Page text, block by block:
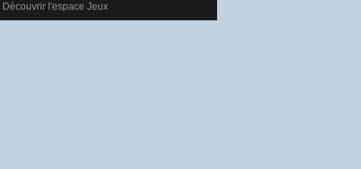
Découvrir l'espace Jeux